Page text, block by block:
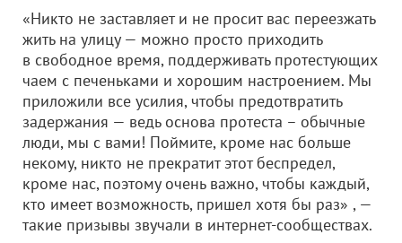
«Никто не заставляет и не просит вас переезжать
жить на улицу — можно просто приходить
в свободное время, поддерживать протестующих
чаем с печеньками и хорошим настроением. Мы
приложили все усилия, чтобы предотвратить
задержания — ведь основа протеста – обычные
люди, мы с вами! Поймите, кроме нас больше
некому, никто не прекратит этот беспредел,
кроме нас, поэтому очень важно, чтобы каждый,
кто имеет возможность, пришел хотя бы раз» , —
такие призывы звучали в интернет-сообществах.